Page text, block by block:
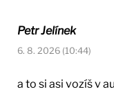
Petr Jelínek
6. 8. 2026 (10:44)
a to si asi vozíš v